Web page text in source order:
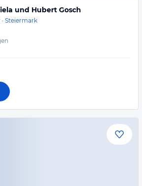
und Hubert Gosch
· Steiermark